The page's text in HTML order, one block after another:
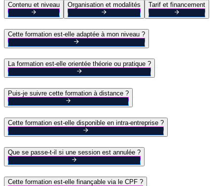
Contenu et niveau Organisation et modalités Tarif et financement
Cette formation est-elle adaptée à mon niveau ?
La formation est-elle orientée théorie ou pratique ?
Puis-je suivre cette formation à distance ?
Cette formation est-elle disponible en intra-entreprise ?
Que se passe-t-il si une session est annulée ?
Cette formation est-elle finançable via le CPF ?